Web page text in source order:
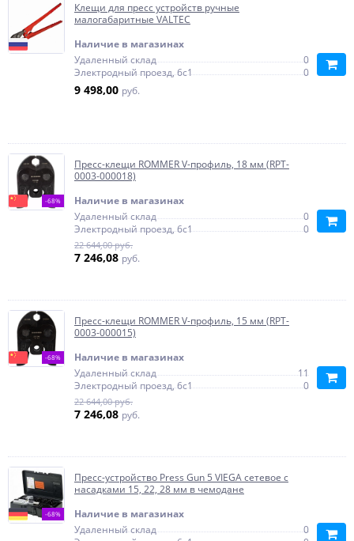
Клещи для пресс устройств ручные
малогабаритные VALTEC
Наличие в магазинах
Удаленный склад
0
Электродный проезд, 6с1
0
9 498,00 руб.
-68%
Пресс-клещи ROMMER V-профиль, 18 мм (RPT-
0003-000018)
Наличие в магазинах
Удаленный склад
0
Электродный проезд, 6с1
0
22 644,00 руб.
7 246,08 руб.
-68%
Пресс-клещи ROMMER V-профиль, 15 мм (RPT-
0003-000015)
Наличие в магазинах
Удаленный склад
11
Электродный проезд, 6с1
0
22 644,00 руб.
7 246,08 руб.
-68%
Пресс-устройство Press Gun 5 VIEGA сетевое c
насадками 15, 22, 28 мм в чемодане
Наличие в магазинах
Удаленный склад
0